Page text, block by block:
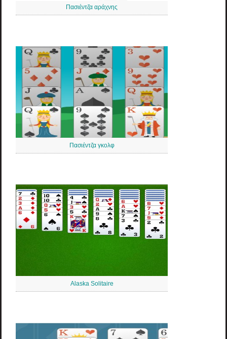
Πασιέντζα αράχνης
Πασιέντζα γκολφ
Alaska Solitaire